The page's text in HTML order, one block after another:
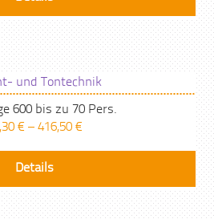
600 bis zu 70 Pers.
€ – 416,50 €
Details